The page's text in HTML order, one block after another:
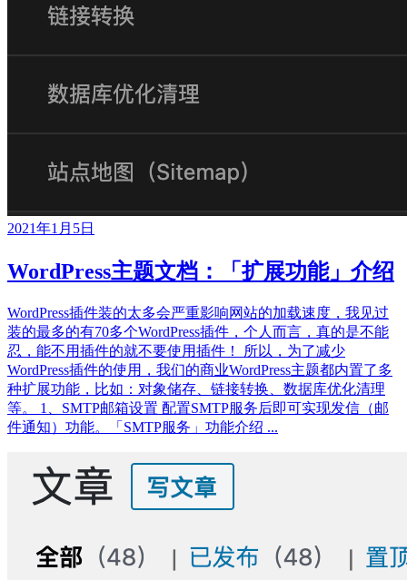
2021年1月5日
WordPress主题文档：「扩展功能」介绍
WordPress插件装的太多会严重影响网站的加载速度，我见过
装的最多的有70多个WordPress插件，个人而言，真的是不能
忍，能不用插件的就不要使用插件！ 所以，为了减少
WordPress插件的使用，我们的商业WordPress主题都内置了多
种扩展功能，比如：对象储存、链接转换、数据库优化清理
等。 1、SMTP邮箱设置 配置SMTP服务后即可实现发信（邮
件通知）功能。「SMTP服务」功能介绍 ...